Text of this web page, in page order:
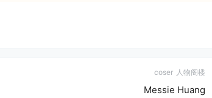
coser 人物阁楼
Messie Huang